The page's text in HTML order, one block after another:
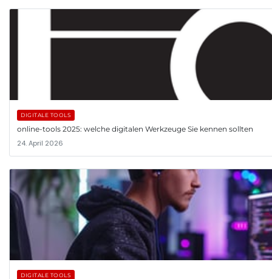
DIGITALE TOOLS
online-tools 2025: welche digitalen Werkzeuge Sie kennen sollten
24. April 2026
DIGITALE TOOLS